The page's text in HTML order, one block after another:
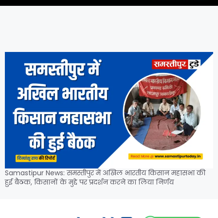
Samastipur News: समस्तीपुर में अखिल भारतीय किसान महासभा की
हुई बैठक, किसानों के मुद्दे पर प्रदर्शन करने का लिया निर्णय